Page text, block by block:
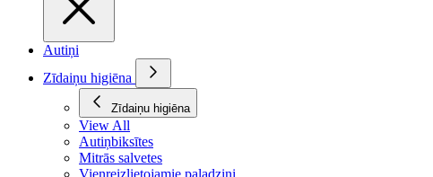
Autiņi
Zīdaiņu higiēna
Zīdaiņu higiēna
View All
Autiņbiksītes
Mitrās salvetes
Vienreizlietojamie paladziņi